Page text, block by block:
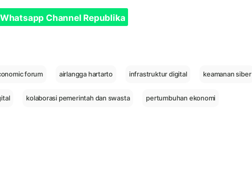
Channel Republika
forum airlangga hartarto infrastruktur digital keamanan siber
kolaborasi pemerintah dan swasta pertumbuhan ekonomi